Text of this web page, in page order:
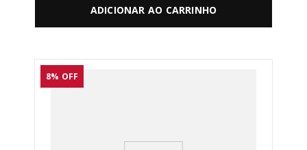
ADICIONAR AO CARRINHO
8% OFF